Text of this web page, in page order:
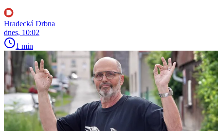
Hradecká Drbna
dnes, 10:02
1 min